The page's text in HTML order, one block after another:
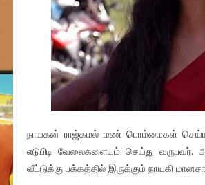
நாயகன் ராஜ்கமல் மண் பொம்மைகள்
எடுபிடி வேலைகளையும் செய்து வருபவர்.
வீட்டுக்கு பக்கத்தில் இருக்கும் நாயகி